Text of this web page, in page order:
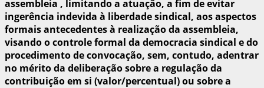
assembleia , limitando a atuação, a fim de evitar
ingerência indevida à liberdade sindical, aos aspectos
formais antecedentes à realização da assembleia,
visando o controle formal da democracia sindical e do
procedimento de convocação, sem, contudo, adentrar
no mérito da deliberação sobre a regulação da
contribuição em si (valor/percentual) ou sobre a